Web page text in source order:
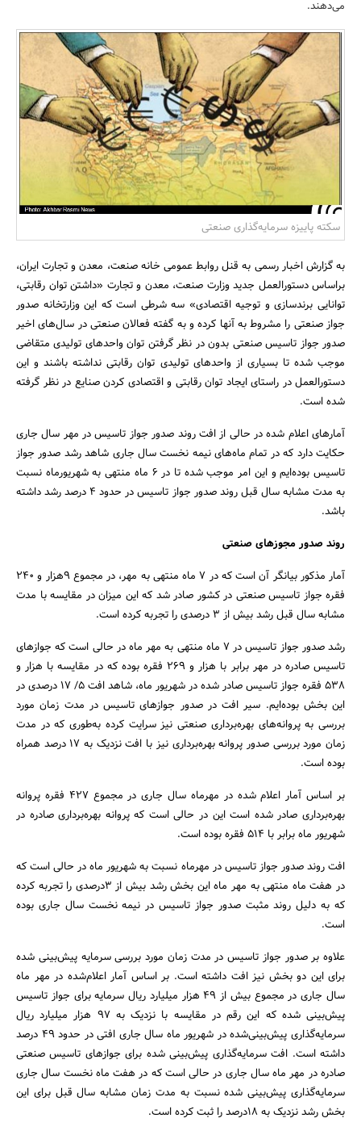
مسکن و ساختمان
جستجو
می‌دهند.
سکته پاییزه سرمایه‌گذاری صنعتی
به گزارش اخبار رسمی به قنل روابط عمومی خانه صنعت، معدن و تجارت ایران،
براساس دستورالعمل جدید وزارت صنعت، معدن و تجارت «داشتن توان رقابتی،
توانایی برندسازی و توجیه اقتصادی» سه شرطی است که این وزارتخانه صدور
جواز صنعتی را مشروط به آنها کرده و به گفته فعالان صنعتی در سال‌های اخیر
صدور جواز تاسیس صنعتی بدون در نظر گرفتن توان واحدهای تولیدی متقاضی
موجب شده تا بسیاری از واحدهای تولیدی توان رقابتی نداشته باشند و این
دستورالعمل در راستای ایجاد توان رقابتی و اقتصادی کردن صنایع در نظر گرفته
شده است.
آمارهای اعلام شده در حالی از افت روند صدور جواز تاسیس در مهر سال جاری
حکایت دارد که در تمام ماه‌های نیمه نخست سال جاری شاهد رشد صدور جواز
تاسیس بوده‌ایم و این امر موجب شده تا در 6 ماه منتهی به شهریورماه نسبت
به مدت مشابه سال قبل روند صدور جواز تاسیس در حدود 4 درصد رشد داشته
باشد.
روند صدور مجوزهای صنعتی
آمار مذکور بیانگر آن است که در 7 ماه منتهی به مهر، در مجموع 9هزار و 240
فقره جواز تاسیس صنعتی در کشور صادر شد که این میزان در مقایسه با مدت
مشابه سال قبل رشد بیش از 3 درصدی را تجربه کرده است.
رشد صدور جواز تاسیس در 7 ماه منتهی به مهر ماه در حالی است که جوازهای
تاسیس صادره در مهر برابر با هزار و 269 فقره بوده که در مقایسه با هزار و
538 فقره جواز تاسیس صادر شده در شهریور ماه، شاهد افت 5/ 17 درصدی در
این بخش بوده‌ایم. سیر افت در صدور جوازهای تاسیس در مدت زمان مورد
بررسی به پروانه‌های بهره‌برداری صنعتی نیز سرایت کرده به‌طوری که در مدت
زمان مورد بررسی صدور پروانه بهره‌برداری نیز با افت نزدیک به 17 درصد همراه
بوده است.
بر اساس آمار اعلام شده در مهرماه سال جاری در مجموع 427 فقره پروانه
بهره‌برداری صادر شده است این در حالی است که پروانه بهره‌برداری صادره در
شهریور ماه برابر با 514 فقره بوده است.
افت روند صدور جواز تاسیس در مهرماه نسبت به شهریور ماه در حالی است که
در هفت ماه منتهی به مهر ماه این بخش رشد بیش از 3درصدی را تجربه کرده
که به دلیل روند مثبت صدور جواز تاسیس در نیمه نخست سال جاری بوده
است.
علاوه بر صدور جواز تاسیس در مدت زمان مورد بررسی سرمایه پیش‌بینی شده
برای این دو بخش نیز افت داشته است. بر اساس آمار اعلام‌شده در مهر ماه
سال جاری در مجموع بیش از 49 هزار میلیارد ریال سرمایه برای جواز تاسیس
پیش‌بینی شده که این رقم در مقایسه با نزدیک به 97 هزار میلیارد ریال
سرمایه‌گذاری پیش‌بینی‌شده در شهریور ماه سال جاری افتی در حدود 49 درصد
داشته است. افت سرمایه‌گذاری پیش‌بینی شده برای جوازهای تاسیس صنعتی
صادره در مهر ماه سال جاری در حالی است که در هفت ماه نخست سال جاری
سرمایه‌گذاری پیش‌بینی شده نسبت به مدت زمان مشابه سال قبل برای این
بخش رشد نزدیک به 18درصد را ثبت کرده است.